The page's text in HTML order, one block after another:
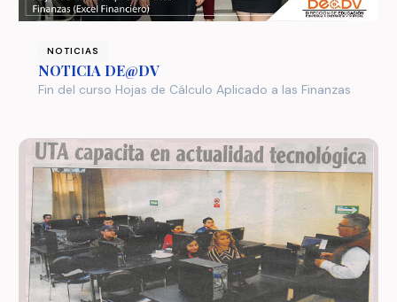
NOTICIAS
NOTICIA DE@DV
Fin del curso Hojas de Cálculo Aplicado a las Finanzas